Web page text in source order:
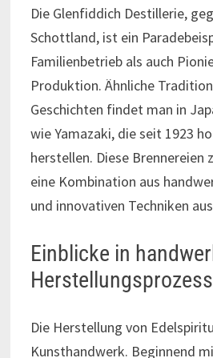
Die Glenfiddich Destillerie,
Schottland, ist ein
Familienbetrieb als auch
Produktion. Ähnliche
Geschichten findet man in
wie Yamazaki, die seit 1923
herstellen. Diese Brennereien
eine Kombination aus
und innovativen Techniken
Einblicke in
Die Herstellung von
Kunsthandwerk. Beginnend